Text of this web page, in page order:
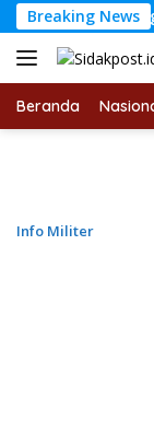
Langsung
ke
konten
Breaking News
Langgar Nurul
Beranda
Info Militer